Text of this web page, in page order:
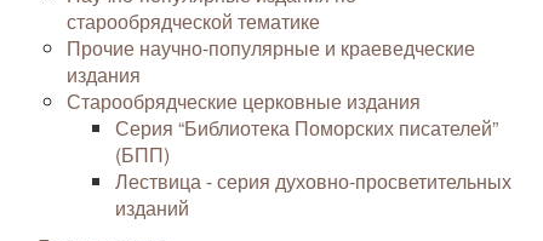
старообрядческой тематике
Прочие научно-популярные и краеведческие
издания
Старообрядческие церковные издания
Серия “Библиотека Поморских писателей”
(БПП)
Лествица - серия духовно-просветительных
изданий